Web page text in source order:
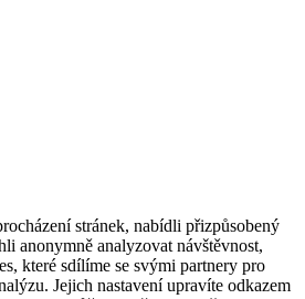
stránek, nabídli přizpůsobený
anonymně analyzovat návštěvnost,
které sdílíme se svými partnery pro
Jejich nastavení upravíte odkazem